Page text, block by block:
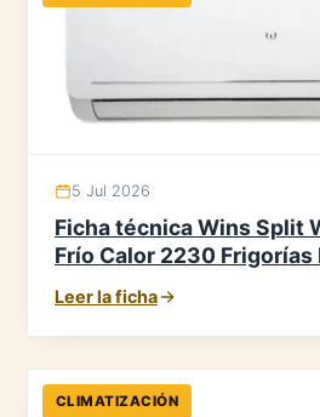
5 Jul 2026
Ficha técnica Wins Split
Frío Calor 2230 Frigorías
Leer la ficha
CLIMATIZACIÓN